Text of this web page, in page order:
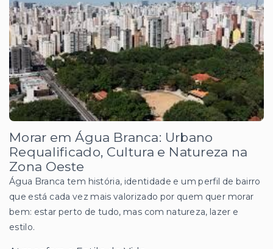
Morar em Água Branca: Urbano
Requalificado, Cultura e Natureza na
Zona Oeste
Água Branca tem história, identidade e um perfil de bairro
que está cada vez mais valorizado por quem quer morar
bem: estar perto de tudo, mas com natureza, lazer e
estilo.